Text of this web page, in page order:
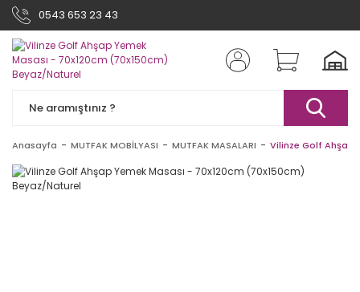
0543 653 23 43
Anasayfa MUTFAK MOBİLYASI MUTFAK MASALARI Vilinze Golf Ahşap